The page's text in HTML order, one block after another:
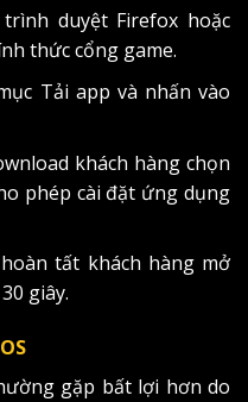
duyệt Firefox hoặc
thức cổng game.
Tải app và nhấn vào
khách hàng chọn
phép cài đặt ứng dụng
tất khách hàng mở
giây.
gặp bất lợi hơn do